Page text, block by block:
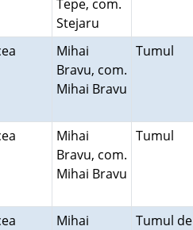
Tepe, com.
Stejaru
Mihai
Bravu, com.
Mihai Bravu
Tumul
Mihai
Bravu, com.
Mihai Bravu
Tumul
Mihai
Tumul de